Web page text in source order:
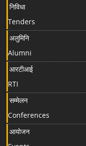
निविधा
Tenders
अलुमिनि
Alumni
आरटीआई
RTI
सम्मेलन
Conferences
आयोजन